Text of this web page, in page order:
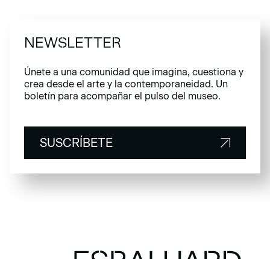
NEWSLETTER
Únete a una comunidad que imagina, cuestiona y
crea desde el arte y la contemporaneidad. Un
boletín para acompañar el pulso del museo.
SUSCRÍBETE
SUSCRÍBETE